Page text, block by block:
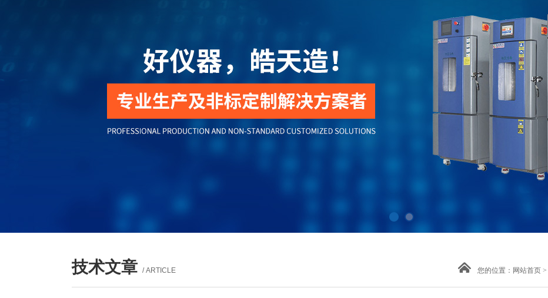
技术文章 / ARTICLE 您的位置： 网站首页 >